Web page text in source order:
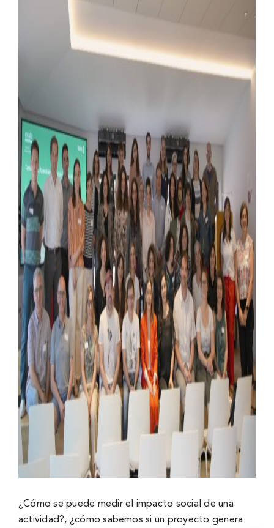
¿Cómo se puede medir el impacto social de una
actividad?, ¿cómo sabemos si un proyecto genera